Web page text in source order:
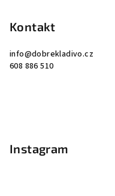
Kontakt
info@dobrekladivo.cz
608 886 510
Instagram